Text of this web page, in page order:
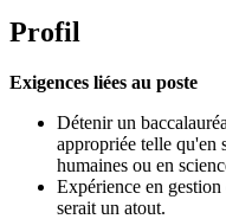
Profil
Exigences liées au poste
Détenir un
appropriée telle qu'en
humaines ou en
Expérience en
serait un atout.